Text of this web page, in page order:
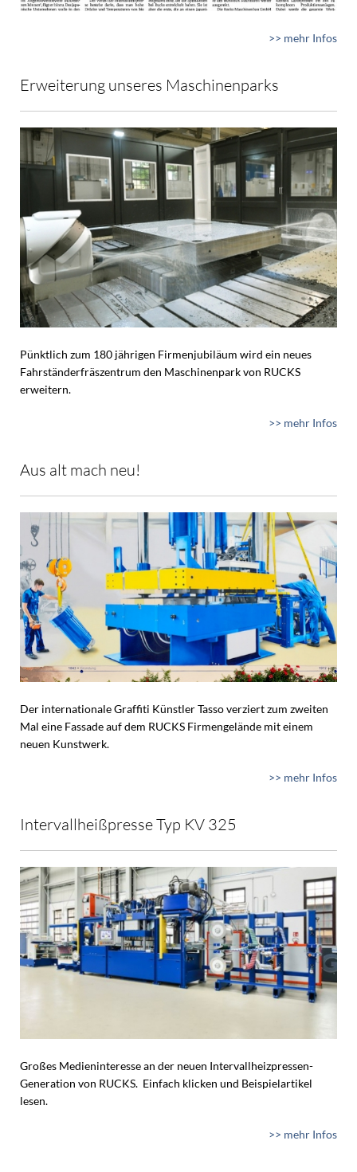
>> mehr Infos
Erweiterung unseres Maschinenparks
Pünktlich zum 180 jährigen Firmenjubiläum wird ein neues
Fahrständerfräszentrum den Maschinenpark von RUCKS
erweitern.
>> mehr Infos
Aus alt mach neu!
Der internationale Graffiti Künstler Tasso verziert zum zweiten
Mal eine Fassade auf dem RUCKS Firmengelände mit einem
neuen Kunstwerk.
>> mehr Infos
Intervallheißpresse Typ KV 325
Großes Medieninteresse an der neuen Intervallheizpressen-
Generation von RUCKS. Einfach klicken und Beispielartikel
lesen.
>> mehr Infos